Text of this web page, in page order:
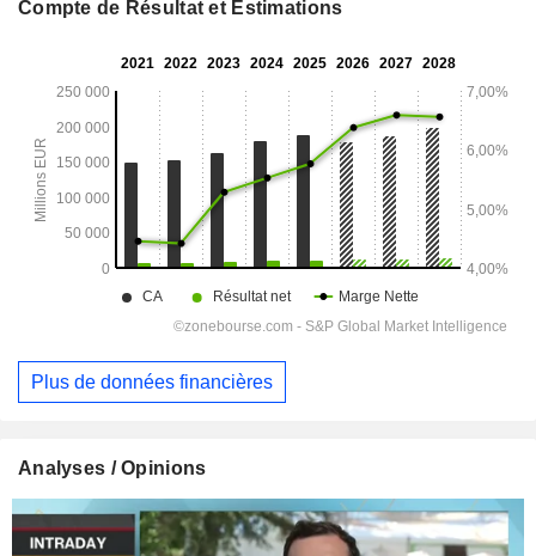
Compte de Résultat et Estimations
Plus de données financières
Analyses / Opinions